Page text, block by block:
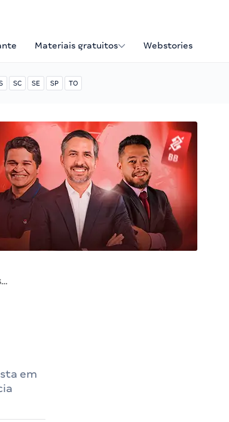
Materiais gratuitos Webstories
SC SE SP TO
Concurso SES DF: AUTORIZADO! 4.002 vagas! Confira
em